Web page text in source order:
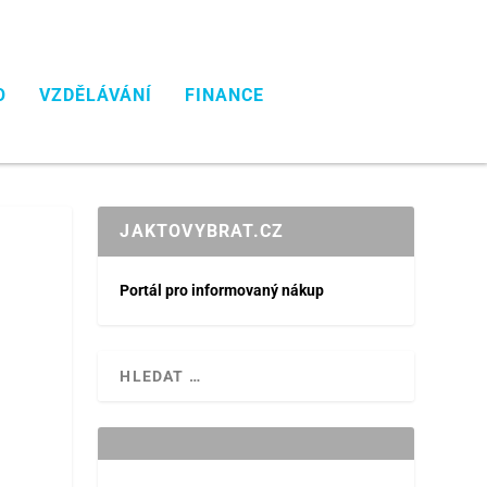
VZDĚLÁVÁNÍ FINANCE
JAKTOVYBRAT.CZ
Portál pro informovaný nákup